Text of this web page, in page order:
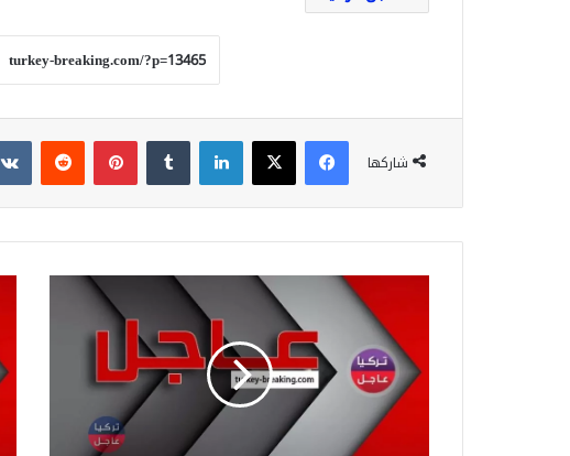
شاركها
فيسبوك‫X لينكدإن بينتيريست
مخاطبا
أردوغان:
صديقي
العزيز،
العلاقات